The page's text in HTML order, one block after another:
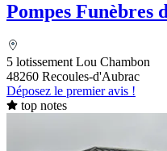
Pompes Funèbres
5 lotissement Lou Chambon
48260 Recoules-d'Aubrac
Déposez le premier avis !
top notes